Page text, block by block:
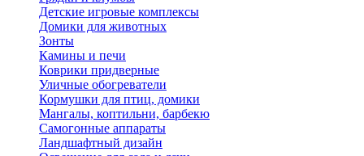
Детские игровые комплексы
Домики для животных
Зонты
Камины и печи
Коврики придверные
Уличные обогреватели
Кормушки для птиц, домики
Мангалы, коптильни, барбекю
Самогонные аппараты
Ландшафтный дизайн